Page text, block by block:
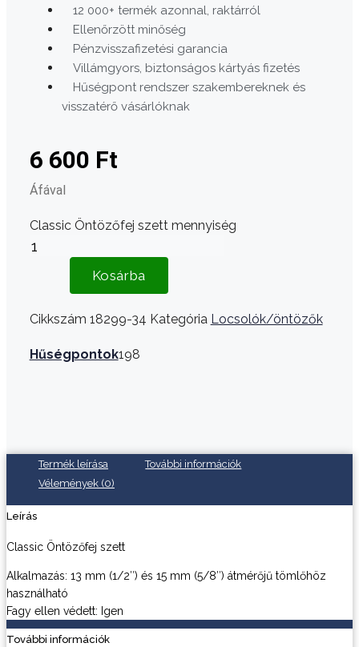
12 000+ termék azonnal, raktárról
Ellenőrzött minőség
Pénzvisszafizetési garancia
Villámgyors, biztonságos kártyás fizetés
Hűségpont rendszer szakembereknek és
visszatérő vásárlóknak
6 600 Ft
Áfával
Classic Öntözőfej szett mennyiség
Kosárba
Cikkszám 18299-34 Kategória Locsolók/öntözők
Hűségpontok198
Termék leírása
További információk
Vélemények (0)
Leírás
Classic Öntözőfej szett
Alkalmazás: 13 mm (1/2″) és 15 mm (5/8″) átmérőjű tömlőhöz
használható
Fagy ellen védett: Igen
További információk